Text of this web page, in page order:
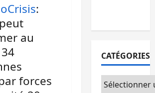
:
peut
au
forces
CATÉGORIES
Catégories